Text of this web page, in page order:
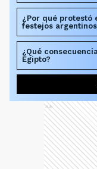
¿Por qué protestó
festejos
¿Qué
Egipto?
Ads